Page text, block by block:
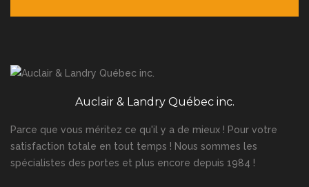
Auclair & Landry Québec inc.
Parce que vous méritez ce qu'il y a de mieux ! Pour votre
satisfaction totale en tout temps ! Nous sommes les
spécialistes des portes et plus encore depuis 1984 !